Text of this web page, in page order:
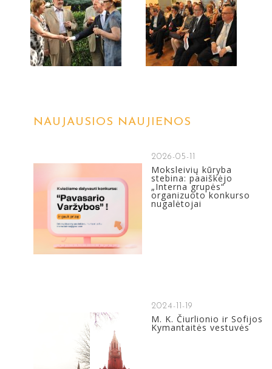
NAUJAUSIOS NAUJIENOS
2026-05-11
Moksleivių kūryba
stebina: paaiškėjo
„Interna grupės“
organizuoto konkurso
nugalėtojai
2024-11-19
M. K. Čiurlionio ir Sofijos
Kymantaitės vestuvės